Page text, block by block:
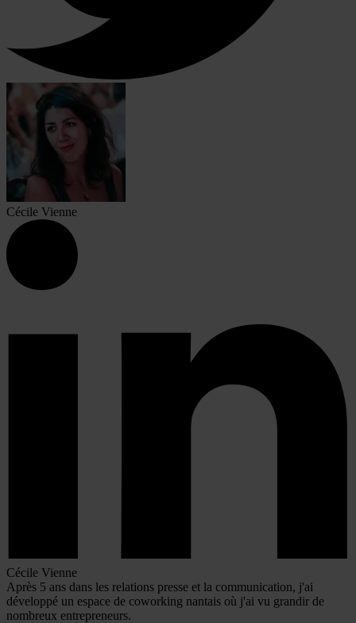
Cécile Vienne
Cécile Vienne
Après 5 ans dans les relations presse et la communication, j'ai
développé un espace de coworking nantais où j'ai vu grandir de
nombreux entrepreneurs.